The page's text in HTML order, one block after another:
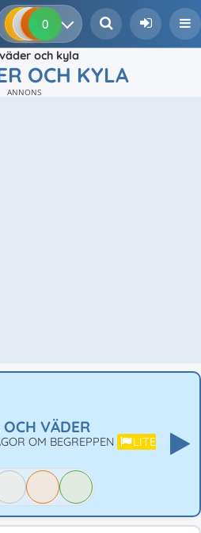
0 0 0
och kyla
OCH KYLA
ANNONS
VÄDER
OM BEGREPPEN
LITE